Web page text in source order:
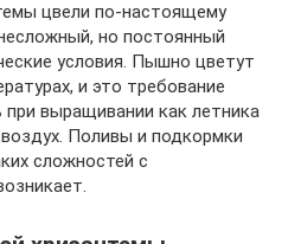
цвели по-настоящему
но постоянный
условия. Пышно цветут
и это требование
выращивании как летника
Поливы и подкормки
сложностей с